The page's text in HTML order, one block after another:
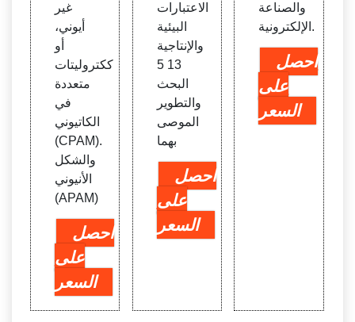
غير
أيوني،
أو
ككتروليتات
متعددة
في
الكاتيوني
(CPAM).
والشكل
الأنيوني
(APAM)
احصل
على
السعر
الاعتبارات
البيئية
والإنتاجية
13 5
البحث
والتطوير
الموصى
بهما
احصل
على
السعر
والصناعة
الإلكترونية.
احصل
على
السعر